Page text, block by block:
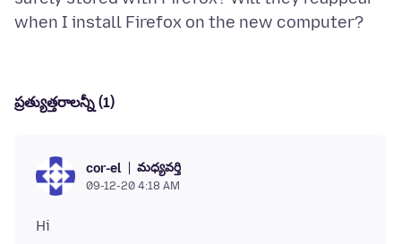
ప్రత్యుత్తరాలన్నీ (1)
cor-el మధ్యవర్తి
09-12-20 4:18 AM